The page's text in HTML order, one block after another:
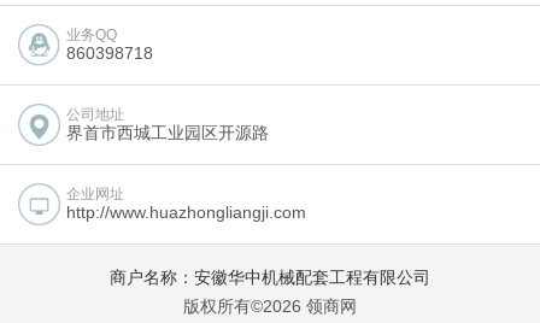
业务QQ
860398718
公司地址
界首市西城工业园区开源路
企业网址
http://www.huazhongliangji.com
商户名称：安徽华中机械配套工程有限公司
版权所有©2026 领商网